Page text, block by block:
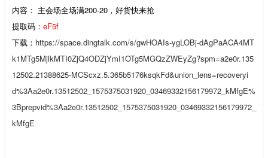
内容： 主会场全场满200-20，好货快来抢
提取码： eF5f
下载： https://space.dingtalk.com/s/gwHOAIs-ygLOBj-dAgPaACA4MT
k1MTg5MjlkMTI0ZjQ4ODZjYmI1OTg5MGQzZWEyZg?spm=a2e0r.135
12502.21388625-MCScxz.5.365b5176ksqkFd&union_lens=recoveryi
d%3Aa2e0r.13512502_1575375031920_03469332156179972_kMfgE%
3Bprepvid%3Aa2e0r.13512502_1575375031920_03469332156179972_
kMfgE